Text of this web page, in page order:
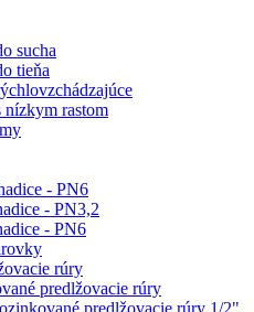
sucha
tieňa
nízkym rastom
- PN6
- PN3,2
- PN6
rúry
predlžovacie rúry
predlžovacie rúry 1/2"